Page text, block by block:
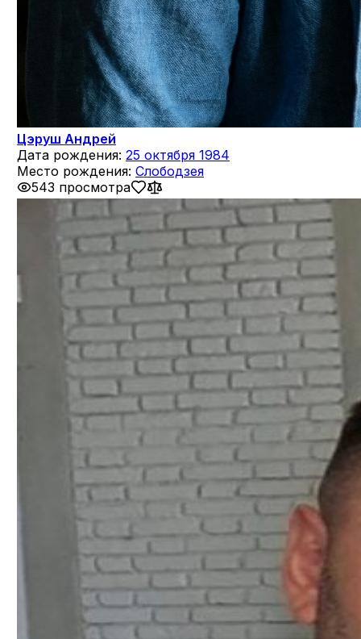
Цэруш Андрей
Дата рождения: 25 октября 1984
Место рождения: Слободзея
543 просмотра